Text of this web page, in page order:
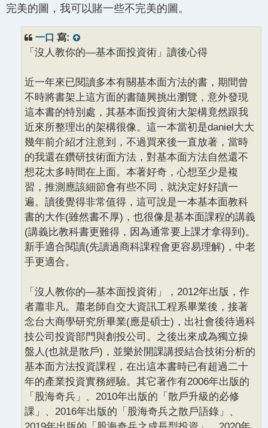
完美的圖，我可以賭一些不完美的圖。
一口 寫:
「沒人教你的—基本面投資術」讀後心得
近一年來已閱讀多本有關基本面方法的書，期間曾
不時將書架上這方面的書隨興挑出瀏覽，意外發現
這本書的特別處，其基本面投資術大架構竟然跟我
近來所整理出的架構很像。這一本當初是daniel大大
幾年前介紹才注意到，不過買來後一直放著，當時
的我還在鑽研技術面方法，對基本面方法自然還不
想花太多時間在上面。本著好奇，心想至少是複
習，推測應該細節會有些不同，就決定好好讀一
遍。讀後覺得非常值得，這可說是一本基本面教科
書的大作(雖然書不厚)，也很像是基本面課程的講義
(講義比教科書更難得，因為通常要上課才拿得到)。
新手適合閱讀(先讀過商科課程會更容易理解)，中老
手更適合。
「沒人教你的—基本面投資術」，2012年出版，作
者蕭非凡。蕭老師自交大資訊工程系畢業後，接著
念台大商學研究所畢業(應是碩士)，出社會後待過科
技公司投資部門與創投公司。之後出來成為獨立操
盤人(也就是散戶)，並樂於開課講授結合技術分析的
基本面方法投資課程，在出這本書時已有超過二十
年的產業投資實務經驗。其它著作有2006年出版的
「股海奇兵」、2010年出版的「散戶升級的必修
課」、2016年出版的「股海奇兵之散戶語錄」、